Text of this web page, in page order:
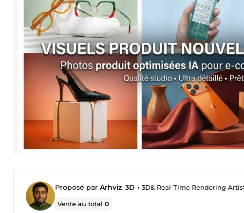
Proposé par Arhviz_3D • 3D& Real-Time Rendering
Vente au total0